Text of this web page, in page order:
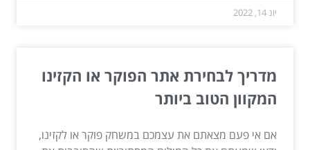
יונ 14, 2022
מדריך לבחירת אתר הפוקר או הקזינו
המקוון הטוב ביותר
אם אי פעם מצאתם את עצמכם במשחק פוקר או לקזינו,